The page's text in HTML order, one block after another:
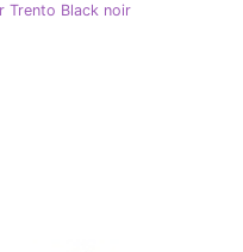
Trento Black noir